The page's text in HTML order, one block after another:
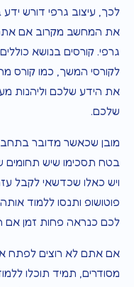
לכך, עיצוב גרפי דורש
את המחשב מקרוב אם אתם
גרפי. קורסים בנושא
לקורסי המשך, כמו קורס
את הידע שלכם וליהנות
שלכם.
מובן שכאשר מדובר
בטח תסכימו שיש תחומים
ויש כאלו שכדשאי לקבל
פוטושופ ותנסו ללמוד
לכם כנראה פחות זמן אם
אם אתם לא רוצים לפתח
מסודרים, תמיד תוכלו